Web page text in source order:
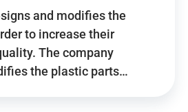
and modifies the
to increase their
The company
the plastic parts…